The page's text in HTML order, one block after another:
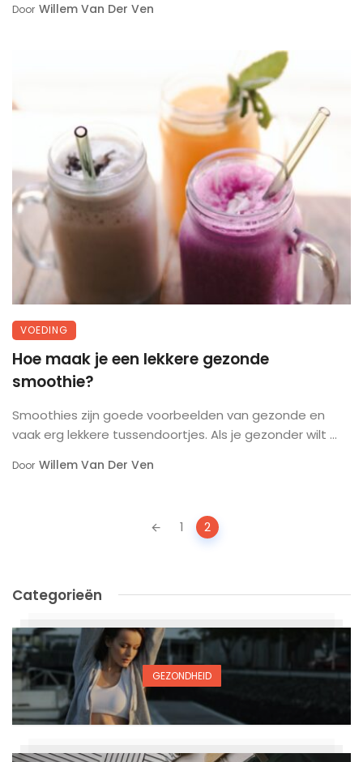
Door Willem Van Der Ven
VOEDING
Hoe maak je een lekkere gezonde
smoothie?
Smoothies zijn goede voorbeelden van gezonde en
vaak erg lekkere tussendoortjes. Als je gezonder wilt ...
Door Willem Van Der Ven
1 2
Categorieën
GEZONDHEID